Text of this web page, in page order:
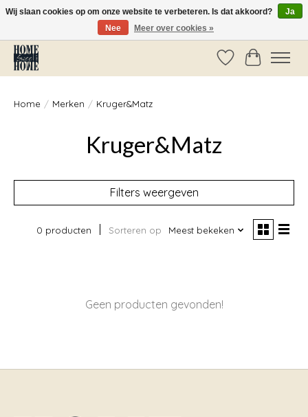
Vóór 14:00 besteld, dezelfde dag verzonden!
Verlanglijst
Home / Merken / Kruger&Matz
Kruger&Matz
Filters weergeven
0 producten Sorteren op Meest bekeken
Geen producten gevonden!
Wij slaan cookies op om onze website te verbeteren. Is dat akkoord?
Ja
Nee
Meer over cookies »